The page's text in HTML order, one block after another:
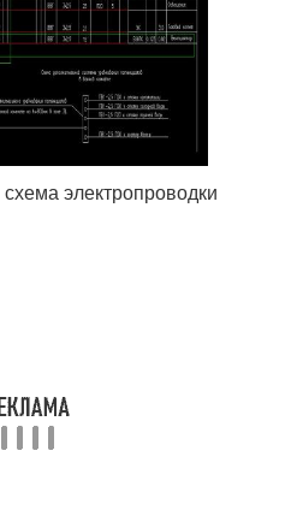
электропроводки